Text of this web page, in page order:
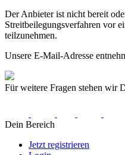
Der Anbieter ist nicht bereit
Streitbeilegungsverfahren vor
teilzunehmen.
Unsere E-Mail-Adresse
Für weitere Fragen stehen wir
Dein Bereich
Jetzt registrieren